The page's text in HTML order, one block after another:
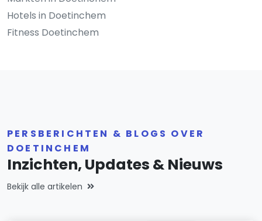
Hotels in Doetinchem
Fitness Doetinchem
PERSBERICHTEN & BLOGS OVER
DOETINCHEM
Inzichten, Updates & Nieuws
Bekijk alle artikelen